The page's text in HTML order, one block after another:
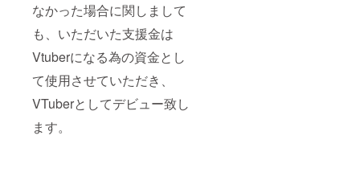
なかった場合に関しまして
も、いただいた支援金は
Vtuberになる為の資金とし
て使用させていただき、
VTuberとしてデビュー致し
ます。